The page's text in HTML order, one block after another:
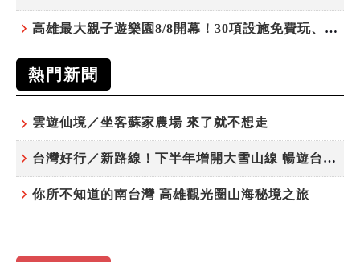
高雄最大親子遊樂園8/8開幕！30項設施免費玩、YOYO家族嗨翻暑假
熱門新聞
雲遊仙境／坐客蘇家農場 來了就不想走
台灣好行／新路線！下半年增開大雪山線 暢遊台中更便利
你所不知道的南台灣 高雄觀光圈山海秘境之旅